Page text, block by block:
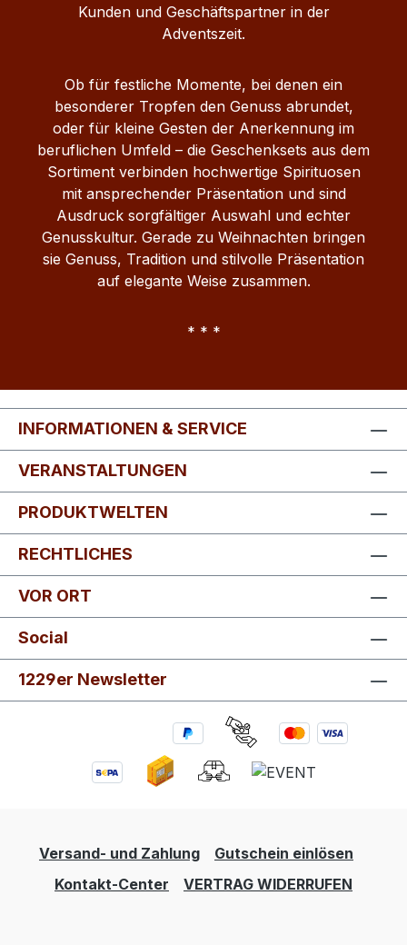
Kunden und Geschäftspartner in der
Adventszeit.
Ob für festliche Momente, bei denen ein
besonderer Tropfen den Genuss abrundet,
oder für kleine Gesten der Anerkennung im
beruflichen Umfeld – die Geschenksets aus dem
Sortiment verbinden hochwertige Spirituosen
mit ansprechender Präsentation und sind
Ausdruck sorgfältiger Auswahl und echter
Genusskultur. Gerade zu Weihnachten bringen
sie Genuss, Tradition und stilvolle Präsentation
auf elegante Weise zusammen.
* * *
INFORMATIONEN & SERVICE
VERANSTALTUNGEN
PRODUKTWELTEN
RECHTLICHES
VOR ORT
Social
1229er Newsletter
Versand- und Zahlung
Gutschein einlösen
Kontakt-Center
VERTRAG WIDERRUFEN